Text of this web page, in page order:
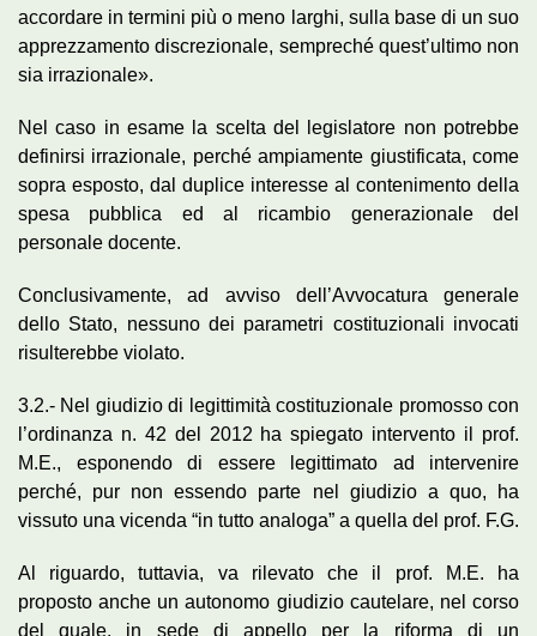
accordare in termini più o meno larghi, sulla base di un suo
apprezzamento discrezionale, sempreché quest’ultimo non
sia irrazionale».
Nel caso in esame la scelta del legislatore non potrebbe
definirsi irrazionale, perché ampiamente giustificata, come
sopra esposto, dal duplice interesse al contenimento della
spesa pubblica ed al ricambio generazionale del
personale docente.
Conclusivamente, ad avviso dell’Avvocatura generale
dello Stato, nessuno dei parametri costituzionali invocati
risulterebbe violato.
3.2.- Nel giudizio di legittimità costituzionale promosso con
l’ordinanza n. 42 del 2012 ha spiegato intervento il prof.
M.E., esponendo di essere legittimato ad intervenire
perché, pur non essendo parte nel giudizio a quo, ha
vissuto una vicenda “in tutto analoga” a quella del prof. F.G.
Al riguardo, tuttavia, va rilevato che il prof. M.E. ha
proposto anche un autonomo giudizio cautelare, nel corso
del quale, in sede di appello per la riforma di un